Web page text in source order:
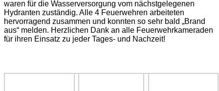
waren für die Wasserversorgung vom nächstgelegenen
Hydranten zuständig. Alle 4 Feuerwehren arbeiteten
hervorragend zusammen und konnten so sehr bald „Brand
aus“ melden. Herzlichen Dank an alle Feuerwehrkameraden
für ihren Einsatz zu jeder Tages- und Nachzeit!